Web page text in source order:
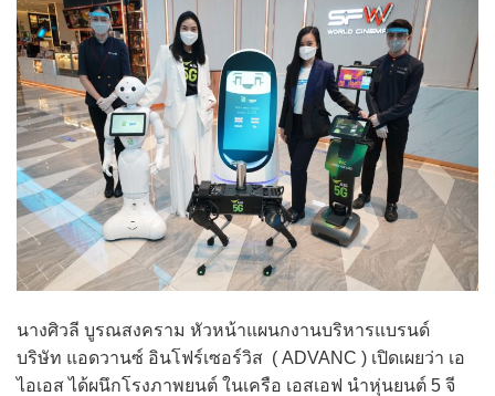
นางศิวลี บูรณสงคราม หัวหน้าแผนกงานบริหารแบรนด์
บริษัท แอดวานซ์ อินโฟร์เซอร์วิส ( ADVANC ) เปิดเผยว่า เอ
ไอเอส ได้ผนึกโรงภาพยนต์ ในเครือ เอสเอฟ นำหุ่นยนต์ 5 จี